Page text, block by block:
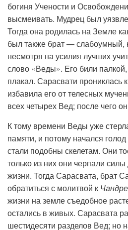
богиня Учености и
высмеивать. Мудрец был
Тогда она родилась на Земле
был также брат — слабоумный,
несмотря на усилия лучших
слово «Веды». Его били палкой,
плакал. Сарасвати прониклась
избавила его от телесных
всех четырех Вед; после чего
К тому времени Веды уже
памяти, и потому начался
стали подобны скелетам. Они
только из них они черпали
жизни. Тогда Сарасвата, брат
обратиться с молитвой к
жизни на земле съедобное
остались в живых. Сарасвата
шестидесяти разделов Вед; но